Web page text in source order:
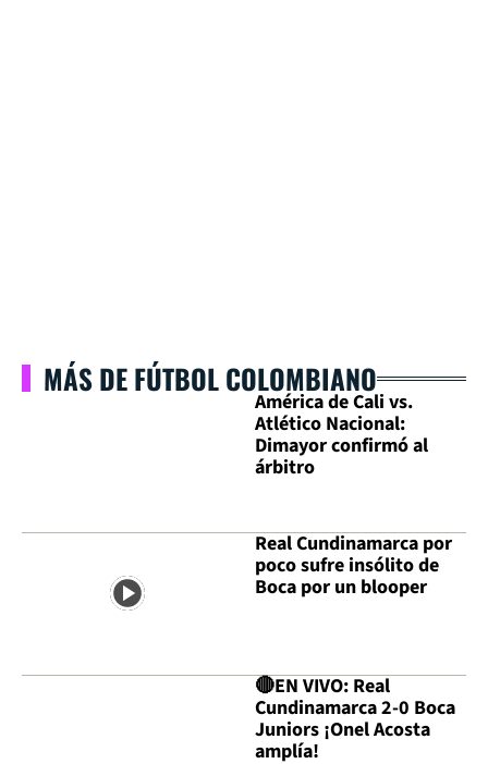
MÁS DE FÚTBOL COLOMBIANO
América de Cali vs.
Atlético Nacional:
Dimayor confirmó al
árbitro
Real Cundinamarca por
poco sufre insólito de
Boca por un blooper
🔴EN VIVO: Real
Cundinamarca 2-0 Boca
Juniors ¡Onel Acosta
amplía!